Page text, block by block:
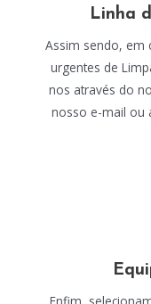
Linha
Assim sendo, em
urgentes de
nos através do
nosso e-mail ou